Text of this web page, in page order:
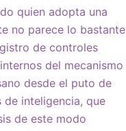
quien adopta una
no parece lo bastante
de controles
del mecanismo
desde el puto de
inteligencia, que
de este modo